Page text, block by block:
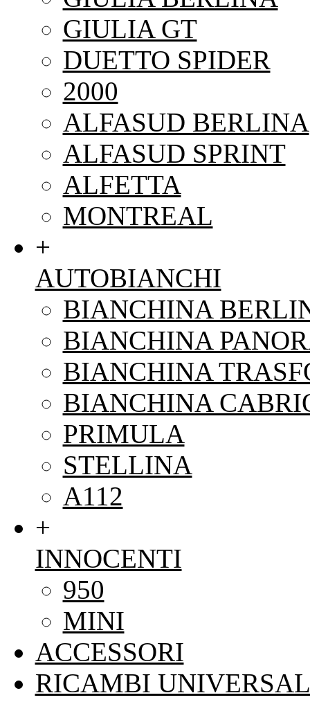
GIULIA GT
DUETTO SPIDER
2000
ALFASUD BERLINA
ALFASUD SPRINT
ALFETTA
MONTREAL
+
AUTOBIANCHI
BIANCHINA
BIANCHINA
BIANCHINA
BIANCHINA
PRIMULA
STELLINA
A112
+
INNOCENTI
950
MINI
ACCESSORI
RICAMBI